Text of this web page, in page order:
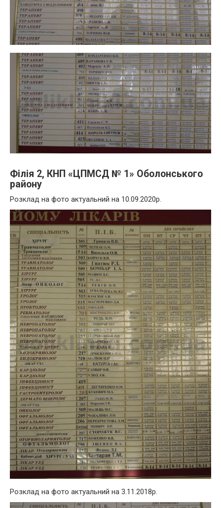
Філія 2, КНП «ЦПМСД № 1» Оболонського
району
Розклад на фото актуальний на 10.09.2020р.
Розклад на фото актуальний на 3.11.2018р.